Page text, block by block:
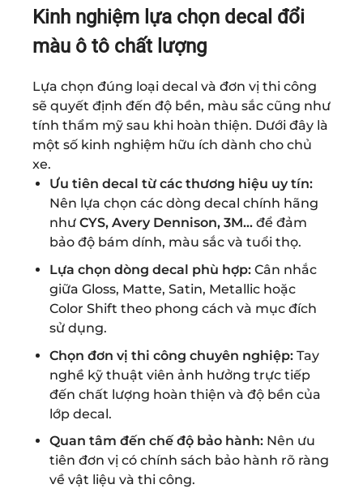
Kinh nghiệm lựa chọn decal đổi
màu ô tô chất lượng
Lựa chọn đúng loại decal và đơn vị thi công
sẽ quyết định đến độ bền, màu sắc cũng như
tính thẩm mỹ sau khi hoàn thiện. Dưới đây là
một số kinh nghiệm hữu ích dành cho chủ
xe.
Ưu tiên decal từ các thương hiệu uy tín:
Nên lựa chọn các dòng decal chính hãng
như CYS, Avery Dennison, 3M...để đảm
bảo độ bám dính, màu sắc và tuổi thọ.
Lựa chọn dòng decal phù hợp:Cân nhắc
giữa Gloss, Matte, Satin, Metallic hoặc
Color Shift theo phong cách và mục đích
sử dụng.
Chọn đơn vị thi công chuyên nghiệp:Tay
nghề kỹ thuật viên ảnh hưởng trực tiếp
đến chất lượng hoàn thiện và độ bền của
lớp decal.
Quan tâm đến chế độ bảo hành:Nên ưu
tiên đơn vị có chính sách bảo hành rõ ràng
về vật liệu và thi công.